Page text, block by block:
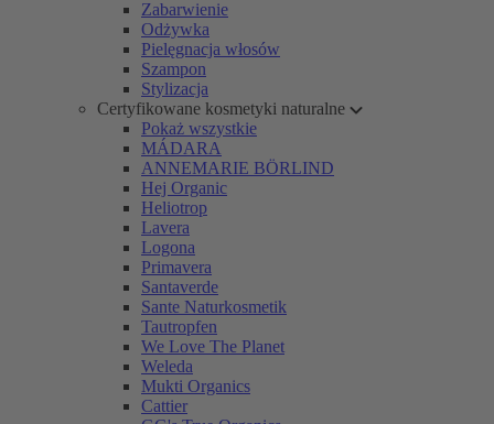
Zabarwienie
Odżywka
Pielęgnacja włosów
Szampon
Stylizacja
Certyfikowane kosmetyki naturalne
Pokaż wszystkie
MÁDARA
ANNEMARIE BÖRLIND
Hej Organic
Heliotrop
Lavera
Logona
Primavera
Santaverde
Sante Naturkosmetik
Tautropfen
We Love The Planet
Weleda
Mukti Organics
Cattier